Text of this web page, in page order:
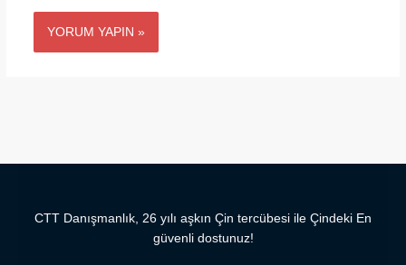
CTT Danışmanlık, 26 yılı aşkın Çin tercübesi ile Çindeki En
güvenli dostunuz!